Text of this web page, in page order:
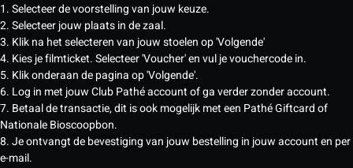
1. Selecteer de voorstelling van jouw keuze.
2. Selecteer jouw plaats in de zaal.
3. Klik na het selecteren van jouw stoelen op 'Volgende'
4. Kies je filmticket. Selecteer 'Voucher' en vul je vouchercode in.
5. Klik onderaan de pagina op 'Volgende'.
6. Log in met jouw Club Pathé account of ga verder zonder account.
7. Betaal de transactie, dit is ook mogelijk met een Pathé Giftcard of
Nationale Bioscoopbon.
8. Je ontvangt de bevestiging van jouw bestelling in jouw account en per
e-mail.